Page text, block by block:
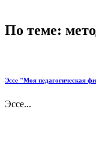
По теме:
Эссе "Моя педагогическая
Эссе...